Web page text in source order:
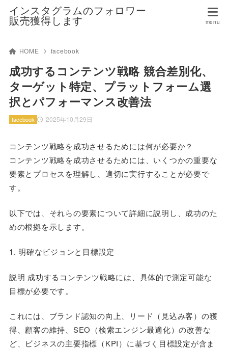
インスタグラムのフォロワー
販売獲得します
HOME facebook
成功するコンテンツ戦略 競合差別化、
ターゲット特定、プラットフォーム選
択とパフォーマンス改善法
2025年10月29日
facebook
コンテンツ戦略を成功させるためには何が必要か？
コンテンツ戦略を成功させるためには、いくつかの重要な
要素とプロセスを理解し、適切に実行することが必要で
す。
以下では、それらの要素について詳細に説明し、成功のた
めの根拠を示します。
1. 明確なビジョンと目標設定
説明 成功するコンテンツ戦略には、具体的で測定可能な
目標が必要です。
これには、ブランド認知の向上、リード（見込み客）の獲
得、顧客の維持、SEO（検索エンジン最適化）の改善な
ど、ビジネスの主要指標（KPI）に基づく目標設定が含ま